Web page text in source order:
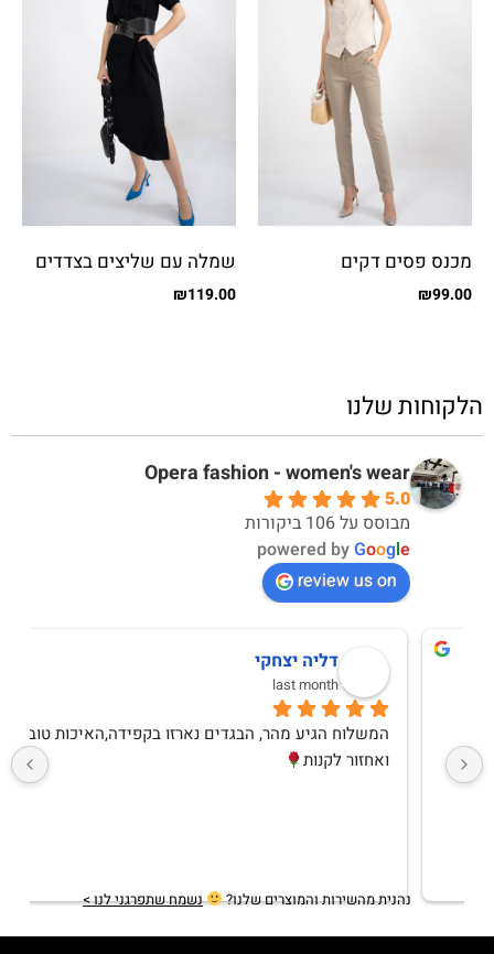
מכנס פסים דקים
₪99.00
שמלה עם שליצים בצדדים
₪119.00
הלקוחות שלנו
Opera fashion - women's wear
5.0
מבוסס על 106 ביקורות
powered byGoogle
review us on
המשלוח הגיע מהר, הבגדים נארזו בקפידה,האיכות טובה
מצוייןממליצה מכל הלב
נהנית מהשירות והמוצרים שלנו? נשמח שתפרגני לנו >